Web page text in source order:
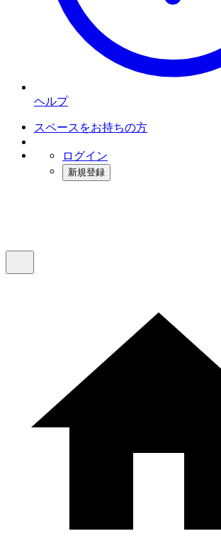
ヘルプ
スペースをお持ちの方
ログイン
新規登録